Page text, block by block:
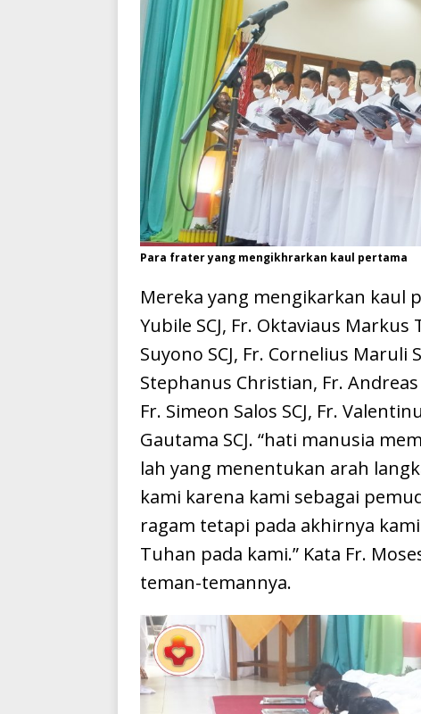
Para frater yang mengikhrarkan kaul pertama
Mereka yang mengikarkan kaul
Yubile SCJ, Fr. Oktaviaus Markus
Suyono SCJ, Fr. Cornelius Maruli
Stephanus Christian, Fr. Andreas
Fr. Simeon Salos SCJ, Fr.
Gautama SCJ. “hati manusia
lah yang menentukan arah
kami karena kami sebagai
ragam tetapi pada akhirnya
Tuhan pada kami.” Kata Fr.
teman-temannya.